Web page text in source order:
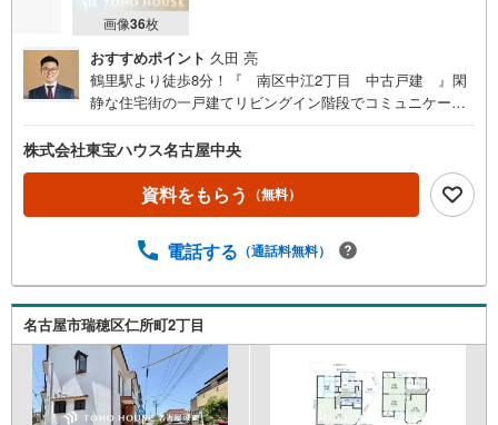
画像36枚
おすすめポイント 久田 亮
鶴里駅より徒歩8分！『 南区中江2丁目 中古戸建 』閑
静な住宅街の一戸建てリビングイン階段でコミュニケーシ
れます！ 2階にはロフト付き 南向きで陽当り良好な2LDK
プライバシーを確保しやすい2階リビングを採用！ 食洗
機・浴室乾燥機など、充実の設備に注目です 車3台が駐車
可能なスペース有り～名古屋エリアの「お住まい」探しに
品質なサービスをお届けします。各種ご相談も承っており
ュレーションお電話よりお問い合わせの際は「Yahoo！不
動産を見た」とお伝え下さい。【資料をもらう】【室内・
現地を見学する】ボタンよりご予約いただくとご見学がス
ムーズにご案内できます。お客様のお住まいへの「希望」
を形にするべく全力でお手伝いさせていただきます。お会
いできる日を心待ちにしております。
株式会社東宝ハウス名古屋中央
資料をもらう （無料）
電話する （通話料無料）
名古屋市瑞穂区仁所町2丁目